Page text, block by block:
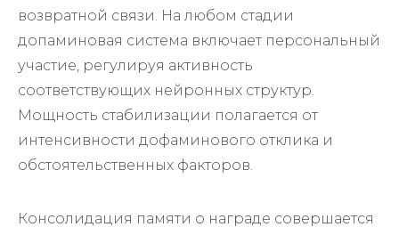
возвратной связи. На любом стадии
допаминовая система включает персональный
участие, регулируя активность
соответствующих нейронных структур.
Мощность стабилизации полагается от
интенсивности дофаминового отклика и
обстоятельственных факторов.
Консолидация памяти о награде совершается